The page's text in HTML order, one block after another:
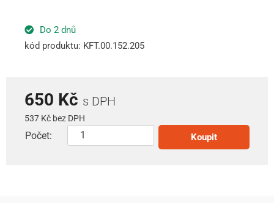
Do 2 dnů
kód produktu: KFT.00.152.205
650 Kč s DPH
537 Kč bez DPH
Počet: Koupit